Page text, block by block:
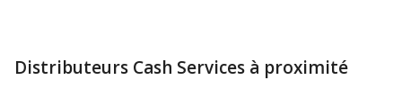
Distributeurs Cash Services à proximité